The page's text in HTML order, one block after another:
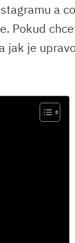
a
Pokud
jak je